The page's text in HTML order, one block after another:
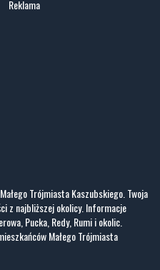
Trójmiasta Kaszubskiego. Twoja
z najbliższej okolicy. Informacje
Pucka, Redy, Rumi i okolic.
Małego Trójmiasta